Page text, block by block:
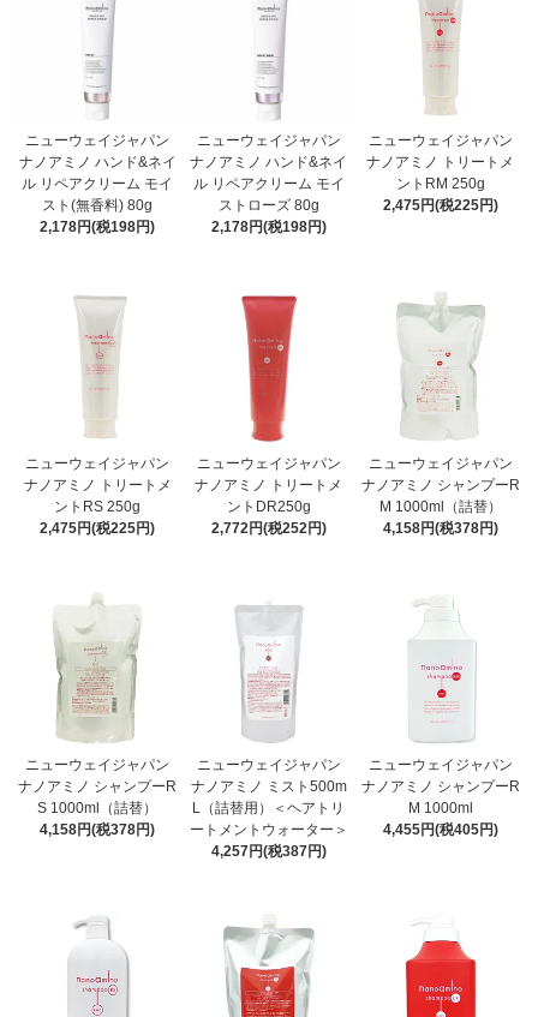
ニューウェイジャパン
ナノアミノ ハンド&ネイ
ル リペアクリーム モイ
スト(無香料) 80g
2,178円(税198円)
ニューウェイジャパン
ナノアミノ ハンド&ネイ
ル リペアクリーム モイ
ストローズ 80g
2,178円(税198円)
ニューウェイジャパン
ナノアミノ トリートメ
ントRM 250g
2,475円(税225円)
ニューウェイジャパン
ナノアミノ トリートメ
ントRS 250g
2,475円(税225円)
ニューウェイジャパン
ナノアミノ トリートメ
ントDR250g
2,772円(税252円)
ニューウェイジャパン
ナノアミノ シャンプーR
M 1000ml（詰替）
4,158円(税378円)
ニューウェイジャパン
ナノアミノ シャンプーR
S 1000ml（詰替）
4,158円(税378円)
ニューウェイジャパン
ナノアミノ ミスト500m
L（詰替用）＜ヘアトリ
ートメントウォーター＞
4,257円(税387円)
ニューウェイジャパン
ナノアミノ シャンプーR
M 1000ml
4,455円(税405円)